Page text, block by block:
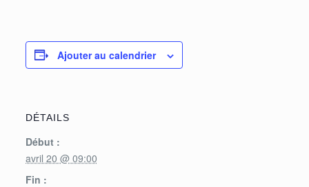
Ajouter au calendrier
DÉTAILS
Début :
avril 20 @ 09:00
Fin :